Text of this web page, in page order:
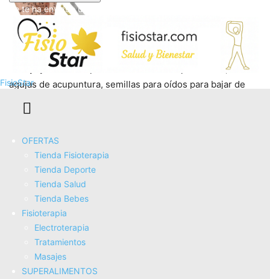
Se te ha enviado una contraseña por correo electrónico.
FisioStar
OFERTAS
Tienda Fisioterapia
Tienda Deporte
Tienda Salud
Tienda Bebes
Fisioterapia
Electroterapia
Tratamientos
Masajes
SUPERALIMENTOS
Xoeryoy Kit de acupuntura con semillas para oídos, kit de
agujas de acupuntura, semillas para oídos para bajar de
peso, semillas para oídos de acupuntura,...
COMPRAR AHORA
Pointer fisioterapia - lapiz electronico acupuntura - lapiz
masajeador - bolígrafo acupuntura - acupuntura masaje